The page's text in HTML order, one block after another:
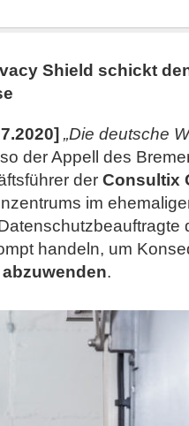
Shield schickt
„Die deutsche
der Appell des
der Consultix
im
handeln, um
.